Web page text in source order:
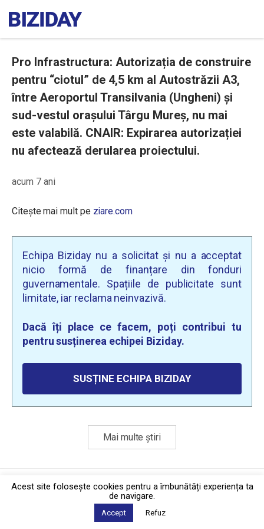
Pro Infrastructura: Autorizația de construire
pentru “ciotul” de 4,5 km al Autostrăzii A3,
între Aeroportul Transilvania (Ungheni) și
sud-vestul orașului Târgu Mureș, nu mai
este valabilă. CNAIR: Expirarea autorizației
nu afectează derularea proiectului.
acum 7 ani
Citește mai mult pe ziare.com
Echipa Biziday nu a solicitat și nu a acceptat
nicio formă de finanțare din fonduri
guvernamentale. Spațiile de publicitate sunt
limitate, iar reclama neinvazivă.
Dacă îți place ce facem, poți contribui tu
pentru susținerea echipei Biziday.
SUSȚINE ECHIPA BIZIDAY
Mai multe știri
Politica de confidențialitate·Contact
2026 © Biziday
Acest site foloseşte cookies pentru a îmbunătăți experiența ta
de navigare.
Accept Refuz